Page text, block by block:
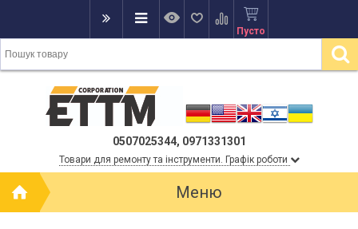
Пусто
0507025344, 0971331301
Товари для ремонту та інструменти. Графік роботи
Меню